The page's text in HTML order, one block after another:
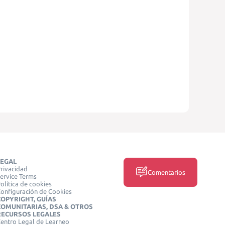
Terms
de cookies
de Cookies
GUÍAS
DSA & OTROS
LEGALES
Legal de Learneo
Comentarios